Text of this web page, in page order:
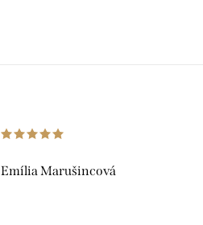
Emília Marušincová